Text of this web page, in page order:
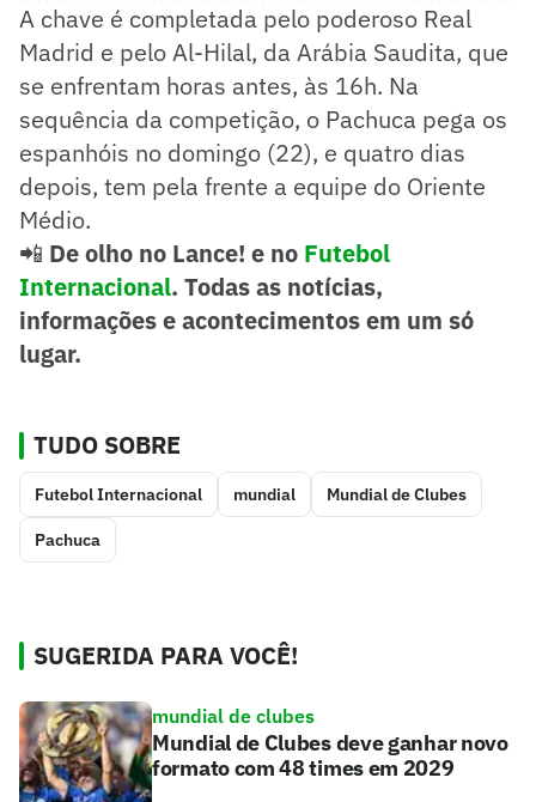
A chave é completada pelo poderoso Real
Madrid e pelo Al-Hilal, da Arábia Saudita, que
se enfrentam horas antes, às 16h. Na
sequência da competição, o Pachuca pega os
espanhóis no domingo (22), e quatro dias
depois, tem pela frente a equipe do Oriente
Médio.
📲 De olho no Lance! e no Futebol
Internacional. Todas as notícias,
informações e acontecimentos em um só
lugar.
TUDO SOBRE
Futebol Internacional mundial Mundial de Clubes
Pachuca
SUGERIDA PARA VOCÊ!
mundial de clubes
Mundial de Clubes deve ganhar novo
formato com 48 times em 2029